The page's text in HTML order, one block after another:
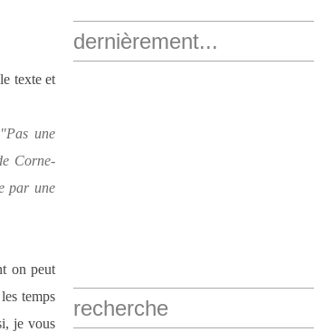
texte et
une
Corne-
par une
on peut
temps
je vous
dernièrement...
recherche